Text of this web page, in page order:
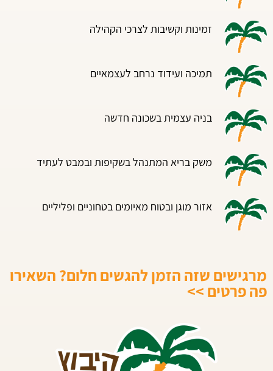
זמינות וקשיבות לצרכי הקהילה
תמיכה ועידוד נרחב לעצמאיים
בניה עצמית בשכונה חדשה
משק בריא המתנהל בשקיפות ובמבט לעתיד
אזור מוגן ובטוח מאיומים בטחוניים ופליליים
מרגישים שזה הזמן להגשים חלום? השאירו
פה פרטים >>